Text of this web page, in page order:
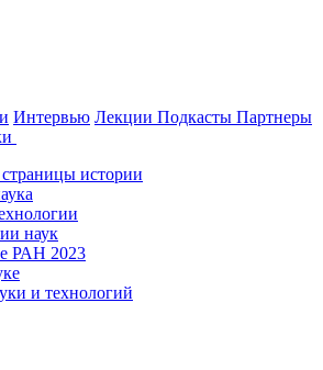
Интервью Лекции Подкасты Партнеры
истории
наук
РАН 2023
и технологий